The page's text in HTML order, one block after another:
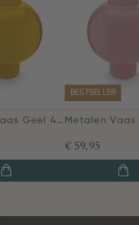
Metalen Vaas Geel 40cm
BESTSELLER
€ 59,95